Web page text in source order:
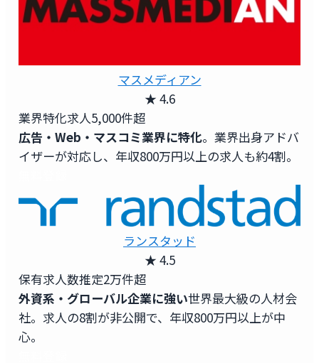
マスメディアン
★ 4.6
業界特化求人5,000件超
広告・Web・マスコミ業界に特化。業界出身アドバ
イザーが対応し、年収800万円以上の求人も約4割。
ランスタッド
★ 4.5
保有求人数推定2万件超
外資系・グローバル企業に強い世界最大級の人材会
社。求人の8割が非公開で、年収800万円以上が中
心。